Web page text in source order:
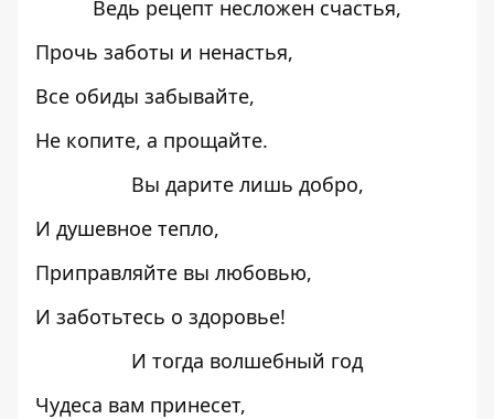
Ведь рецепт несложен счастья,
Прочь заботы и ненастья,
Все обиды забывайте,
Не копите, а прощайте.
Вы дарите лишь добро,
И душевное тепло,
Приправляйте вы любовью,
И заботьтесь о здоровье!
И тогда волшебный год
Чудеса вам принесет,